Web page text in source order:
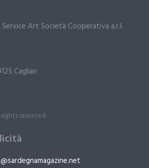
Art Società Cooperativa a.r.l.
Cagliari
reserved.